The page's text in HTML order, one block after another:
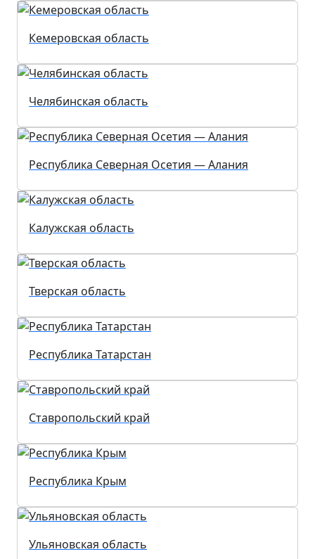
Кемеровская область
Челябинская область
Республика Северная Осетия — Алания
Калужская область
Тверская область
Республика Татарстан
Ставропольский край
Республика Крым
Ульяновская область